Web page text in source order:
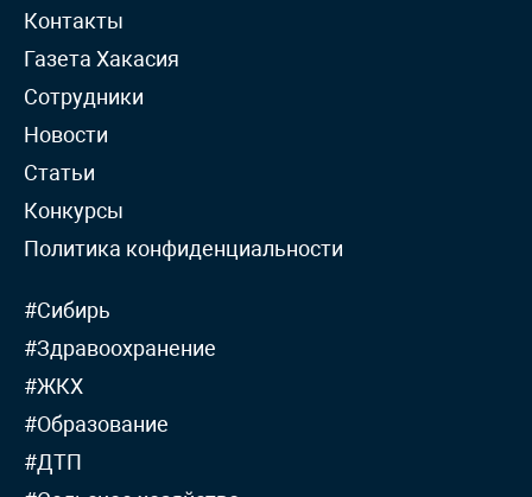
Контакты
Газета Хакасия
Сотрудники
Новости
Статьи
Конкурсы
Политика конфиденциальности
#Сибирь
#Здравоохранение
#ЖКХ
#Образование
#ДТП